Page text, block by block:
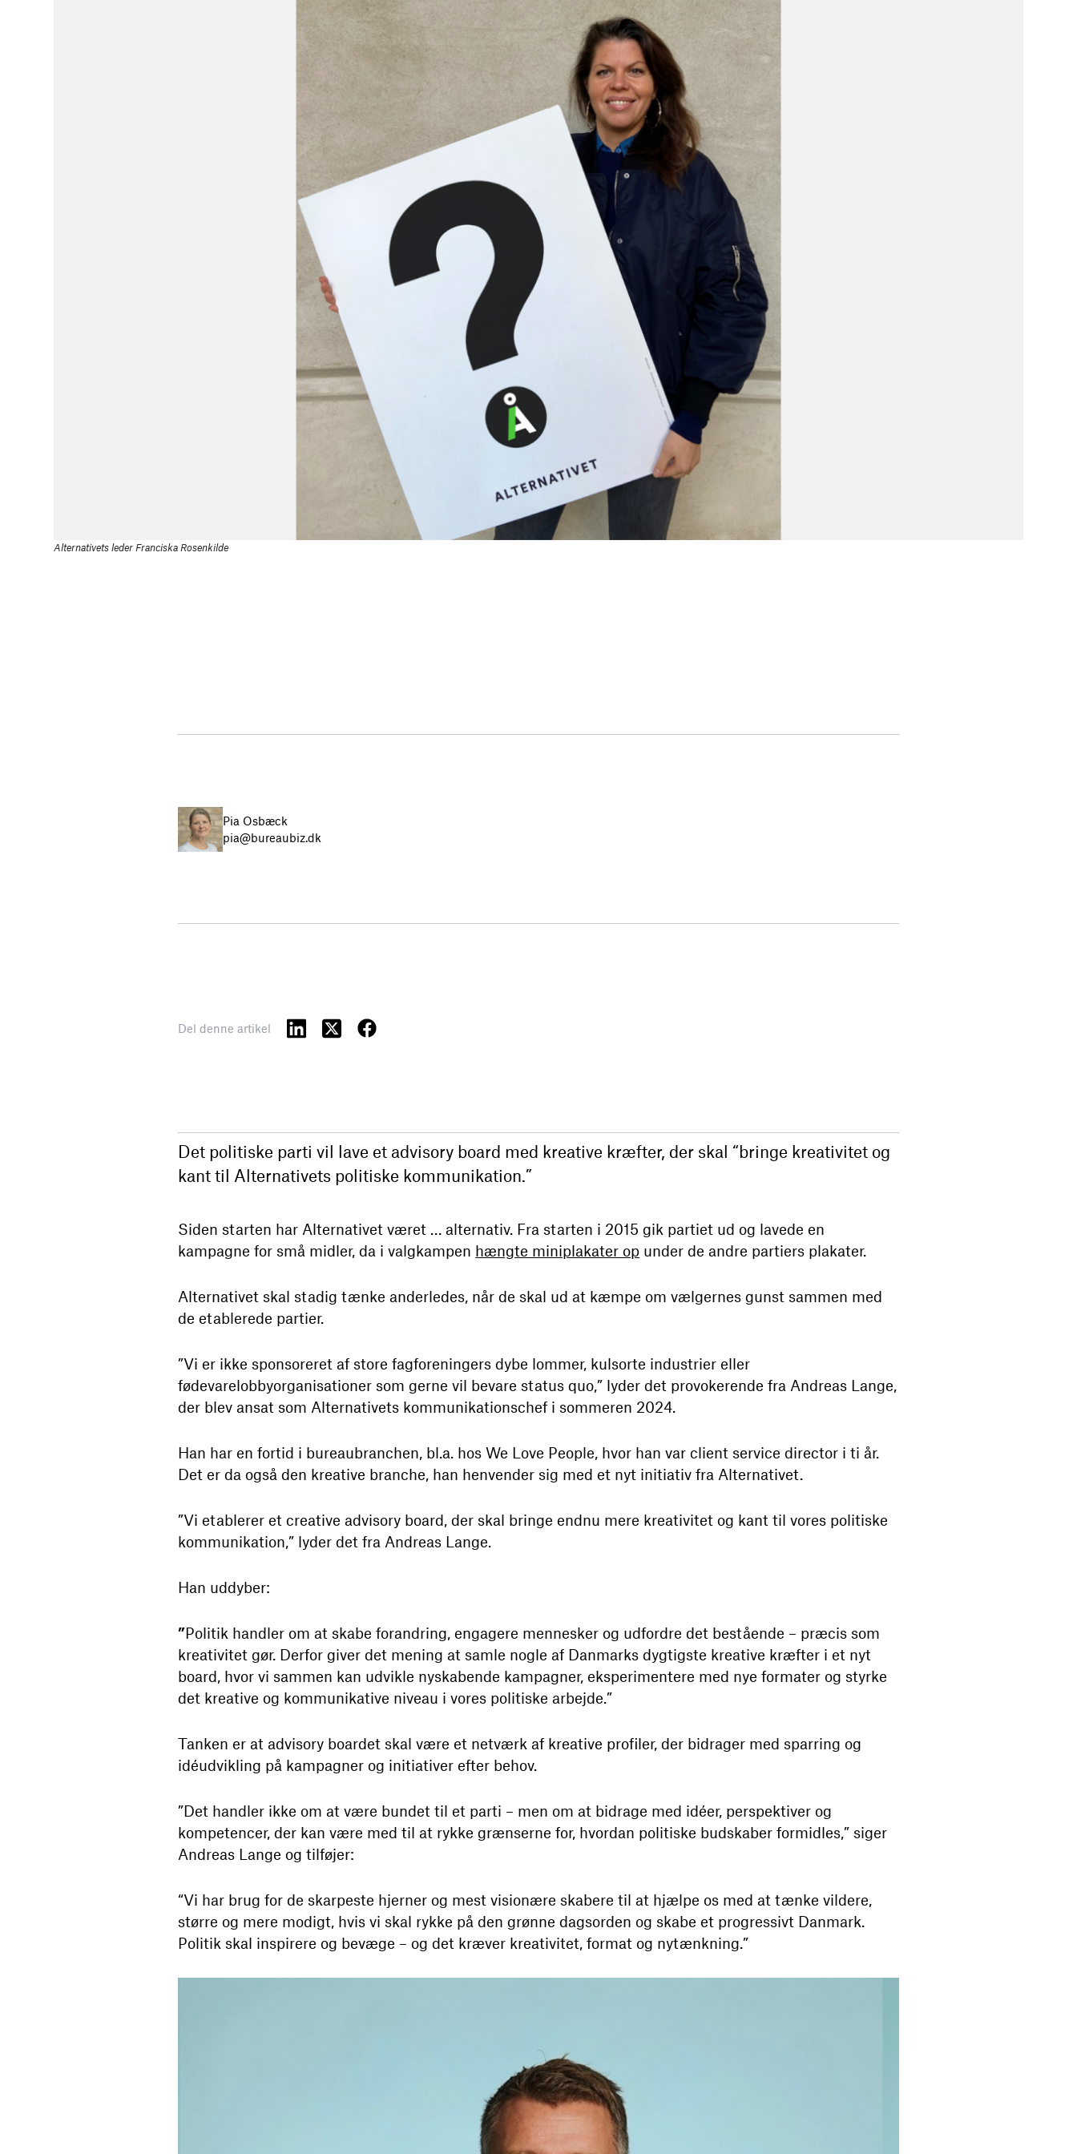
Alternativets leder Franciska Rosenkilde
Pia Osbæck
pia@bureaubiz.dk
Del denne artikel
Det politiske parti vil lave et advisory board med kreative kræfter, der skal “bringe kreativitet og
kant til Alternativets politiske kommunikation.”
Siden starten har Alternativet været … alternativ. Fra starten i 2015 gik partiet ud og lavede en
kampagne for små midler, da i valgkampen hængte miniplakater op under de andre partiers plakater.
Alternativet skal stadig tænke anderledes, når de skal ud at kæmpe om vælgernes gunst sammen med
de etablerede partier.
”Vi er ikke sponsoreret af store fagforeningers dybe lommer, kulsorte industrier eller
fødevarelobbyorganisationer som gerne vil bevare status quo,” lyder det provokerende fra Andreas Lange,
der blev ansat som Alternativets kommunikationschef i sommeren 2024.
Han har en fortid i bureaubranchen, bl.a. hos We Love People, hvor han var client service director i ti år.
Det er da også den kreative branche, han henvender sig med et nyt initiativ fra Alternativet.
”Vi etablerer et creative advisory board, der skal bringe endnu mere kreativitet og kant til vores politiske
kommunikation,” lyder det fra Andreas Lange.
Han uddyber:
”Politik handler om at skabe forandring, engagere mennesker og udfordre det bestående – præcis som
kreativitet gør. Derfor giver det mening at samle nogle af Danmarks dygtigste kreative kræfter i et nyt
board, hvor vi sammen kan udvikle nyskabende kampagner, eksperimentere med nye formater og styrke
det kreative og kommunikative niveau i vores politiske arbejde.”
Tanken er at advisory boardet skal være et netværk af kreative profiler, der bidrager med sparring og
idéudvikling på kampagner og initiativer efter behov.
”Det handler ikke om at være bundet til et parti – men om at bidrage med idéer, perspektiver og
kompetencer, der kan være med til at rykke grænserne for, hvordan politiske budskaber formidles,” siger
Andreas Lange og tilføjer:
“Vi har brug for de skarpeste hjerner og mest visionære skabere til at hjælpe os med at tænke vildere,
større og mere modigt, hvis vi skal rykke på den grønne dagsorden og skabe et progressivt Danmark.
Politik skal inspirere og bevæge – og det kræver kreativitet, format og nytænkning.”